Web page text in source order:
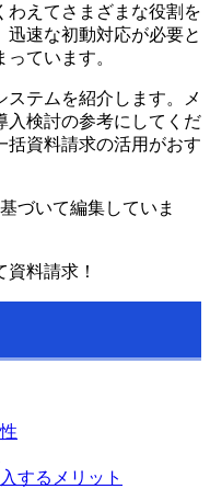
わえてさまざまな役割を
速な初動対応が必要と
ています。
ステムを紹介します。メ
入検討の参考にしてくだ
括資料請求の活用がおす
づいて編集していま
料請求！
するメリット